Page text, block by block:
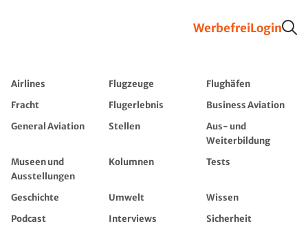
WerbefreiLogin
Airlines Flugzeuge
Flughäfen
Fracht
Flugerlebnis
Business Aviation
General Aviation
Stellen
Aus- und
Weiterbildung
Museen und
Ausstellungen
Kolumnen Tests
Geschichte Umwelt
Wissen
Podcast
Interviews
Sicherheit